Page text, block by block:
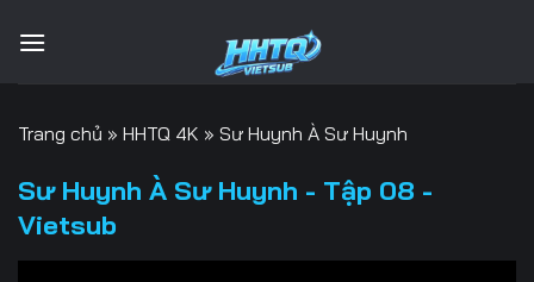
qua
Trang chủ » HHTQ 4K » Sư Huynh À Sư Huynh
Sư Huynh À Sư Huynh - Tập 08 -
Vietsub